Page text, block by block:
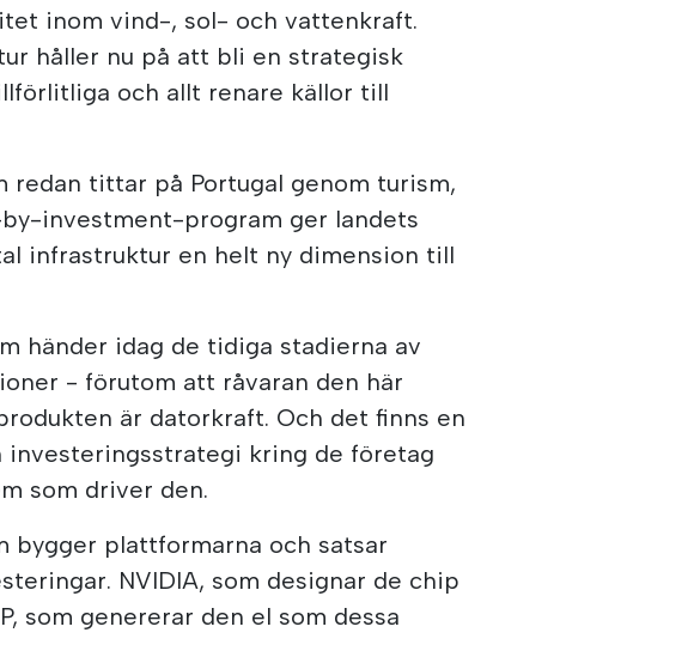
inom vind-, sol- och vattenkraft.
håller nu på att bli en strategisk
och allt renare källor till
redan tittar på Portugal genom turism,
investment-program ger landets
infrastruktur en helt ny dimension till
händer idag de tidiga stadierna av
- förutom att råvaran den här
är datorkraft. Och det finns en
kring de företag
som driver den.
bygger plattformarna och satsar
NVIDIA, som designar de chip
som genererar den el som dessa